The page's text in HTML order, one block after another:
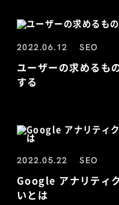
2022.06.12 SEO
ユーザーの求めるも
する
2022.05.22 SEO
Google アナリティ
いとは